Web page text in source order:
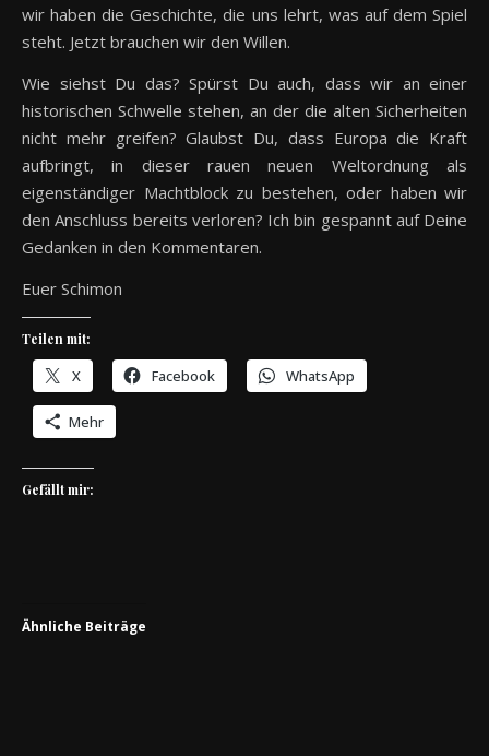
wir haben die Geschichte, die uns lehrt, was auf dem Spiel
steht. Jetzt brauchen wir den Willen.
Wie siehst Du das? Spürst Du auch, dass wir an einer
historischen Schwelle stehen, an der die alten Sicherheiten
nicht mehr greifen? Glaubst Du, dass Europa die Kraft
aufbringt, in dieser rauen neuen Weltordnung als
eigenständiger Machtblock zu bestehen, oder haben wir
den Anschluss bereits verloren? Ich bin gespannt auf Deine
Gedanken in den Kommentaren.
Euer Schimon
Teilen mit:
X Facebook WhatsApp
Mehr
Gefällt mir:
Ähnliche Beiträge